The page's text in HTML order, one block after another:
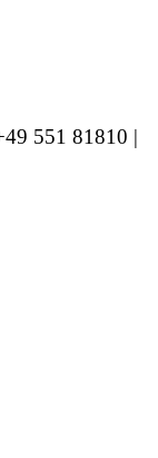
551 81810 |